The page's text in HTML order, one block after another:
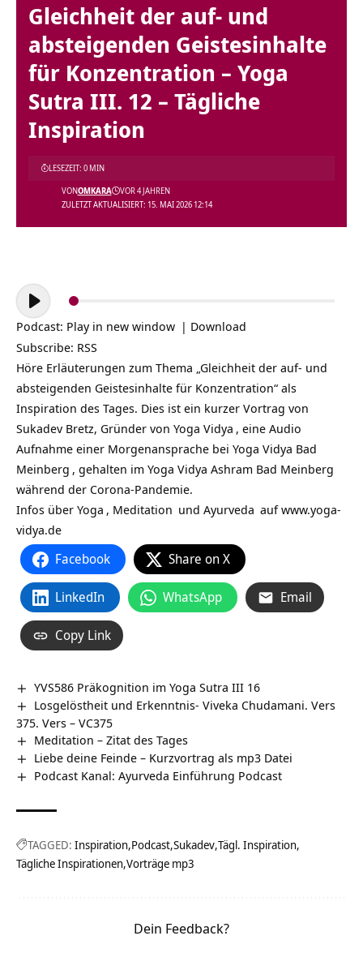
Gleichheit der auf- und
absteigenden Geistesinhalte
für Konzentration – Yoga
Sutra III. 12 – Tägliche
Inspiration
ZULETZT AKTUALISIERT: 15. MAI 2026 12:14
VONOMKARA VOR 4 JAHREN
LESEZEIT: 0 MIN
Audio-
Player
Podcast: Play in new window | Download
Subscribe: RSS
Höre Erläuterungen zum Thema „Gleichheit der auf- und
absteigenden Geistesinhalte für Konzentration“ als
Inspiration des Tages. Dies ist ein kurzer Vortrag von
Sukadev Bretz, Gründer von Yoga Vidya , eine Audio
Aufnahme einer Morgenansprache bei Yoga Vidya Bad
Meinberg , gehalten im Yoga Vidya Ashram Bad Meinberg
während der Corona-Pandemie.
Infos über Yoga , Meditation und Ayurveda aufwww.yoga-
vidya.de
Facebook Share on X
LinkedIn WhatsApp Email
Copy Link
YVS586 Präkognition im Yoga Sutra III 16
Losgelöstheit und Erkenntnis- Viveka Chudamani. Vers
375. Vers – VC375
Meditation – Zitat des Tages
Liebe deine Feinde – Kurzvortrag als mp3 Datei
Podcast Kanal: Ayurveda Einführung Podcast
TAGGED: Inspiration Podcast Sukadev Tägl. Inspiration
Tägliche Inspirationen Vorträge mp3
Dein Feedback?